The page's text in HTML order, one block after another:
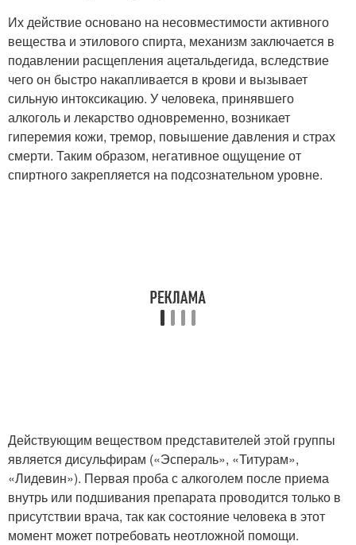
Их действие основано на несовместимости активного
вещества и этилового спирта, механизм заключается в
подавлении расщепления ацетальдегида, вследствие
чего он быстро накапливается в крови и вызывает
сильную интоксикацию. У человека, принявшего
алкоголь и лекарство одновременно, возникает
гиперемия кожи, тремор, повышение давления и страх
смерти. Таким образом, негативное ощущение от
спиртного закрепляется на подсознательном уровне.
Действующим веществом представителей этой группы
является дисульфирам («Эспераль», «Титурам»,
«Лидевин»). Первая проба с алкоголем после приема
внутрь или подшивания препарата проводится только в
присутствии врача, так как состояние человека в этот
момент может потребовать неотложной помощи.